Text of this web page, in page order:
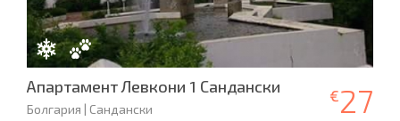
Апартамент Левкони 1 Сандански
Болгария | Сандански
€27